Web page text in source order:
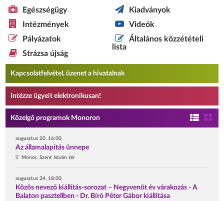
Egészségügy
Intézmények
Pályázatok
Strázsa újság
Kiadványok
Videók
Általános közzétételi
lista
Kapcsolatfelvétel, üzenet a hivatalnak
Intézze ügyeit elektronikusan!
Közelgő programok Monoron
augusztus 20. 16:00
Az államalapítás ünnepe
Monor, Szent István tér
augusztus 24. 18:00
Közös nevező kiállítás-sorozat – Negyvenöt év várakozás - A
Balaton pasztellben - Dr. Bíró Péter Gábor kiállítása